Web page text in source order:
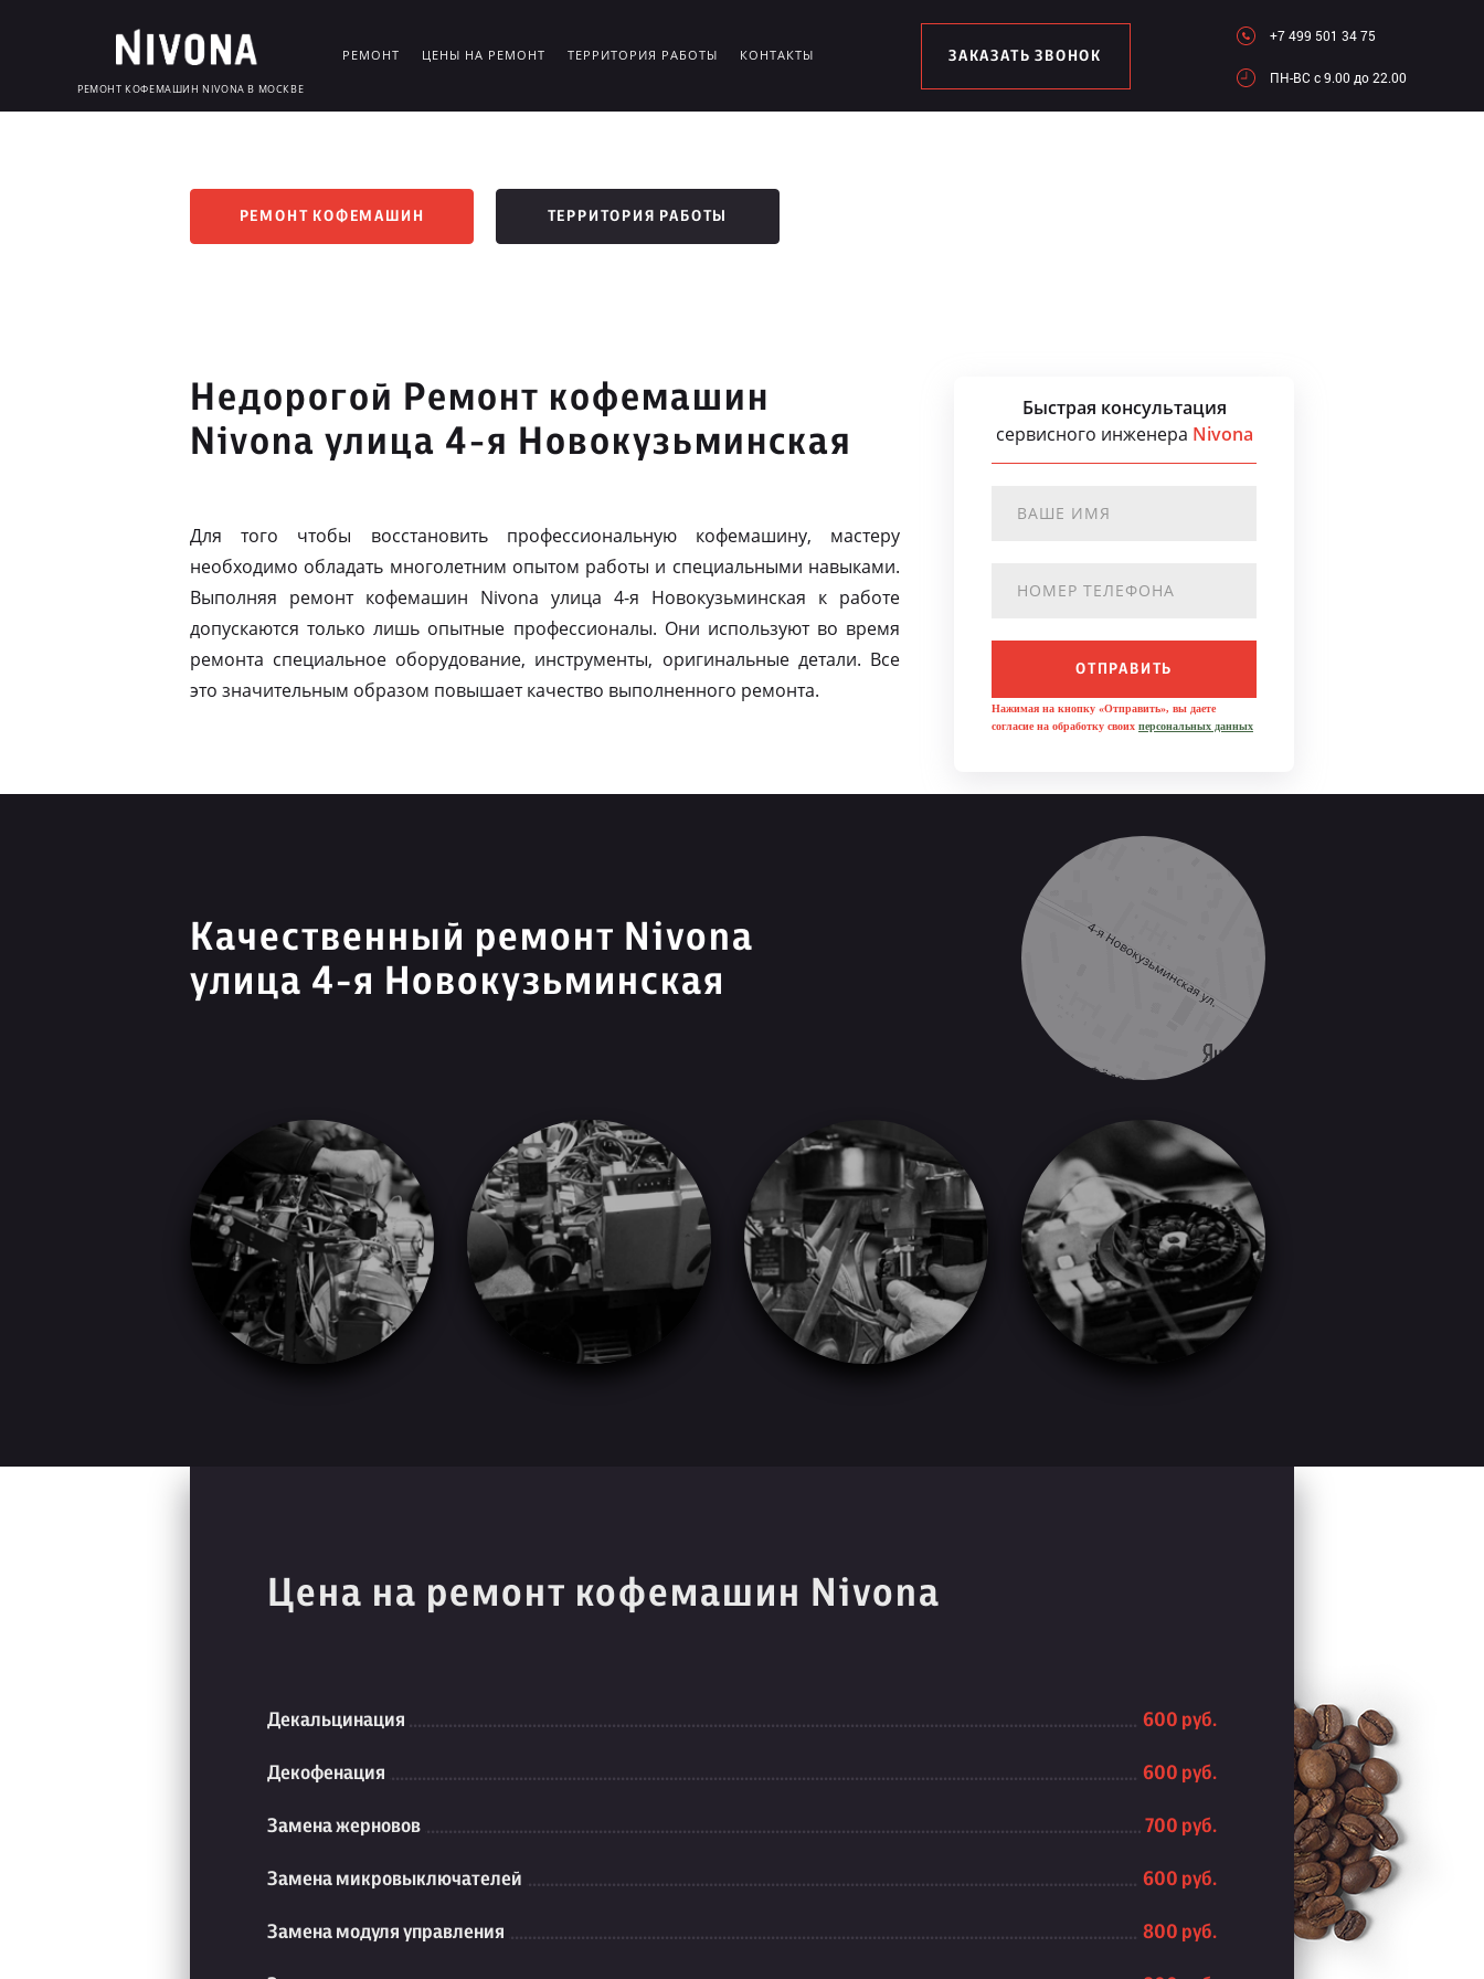
РЕМОНТ КОФЕМАШИН NIVONA В МОСКВЕ
РЕМОНТ ЦЕНЫ НА РЕМОНТ ТЕРРИТОРИЯ РАБОТЫ КОНТАКТЫ ЗАКАЗАТЬ ЗВОНОК
+7 499 501 34 75
ПН-ВC c 9.00 до 22.00
РЕМОНТ КОФЕМАШИН ТЕРРИТОРИЯ РАБОТЫ
Недорогой Ремонт кофемашин
Nivona улица 4-я Новокузьминская
Для того чтобы восстановить профессиональную кофемашину, мастеру
необходимо обладать многолетним опытом работы и специальными навыками.
Выполняя ремонт кофемашин Nivona улица 4-я Новокузьминская к работе
допускаются только лишь опытные профессионалы. Они используют во время
ремонта специальное оборудование, инструменты, оригинальные детали. Все
это значительным образом повышает качество выполненного ремонта.
Быстрая консультация
сервисного инженера Nivona
ОТПРАВИТЬ
Нажимая на кнопку «Отправить», вы даете
согласие на обработку своих персональных данных
Качественный ремонт Nivona
улица 4-я Новокузьминская
Цена на ремонт кофемашин Nivona
Декальцинация 600 руб.
Декофенация 600 руб.
Замена жерновов 700 руб.
Замена микровыключателей 600 руб.
Замена модуля управления 800 руб.